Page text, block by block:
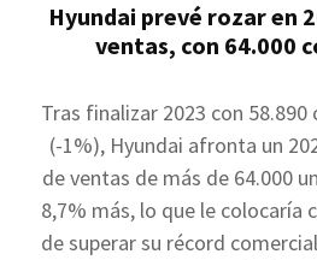
Hyundai prevé rozar en
ventas, con 64.000
Tras finalizar 2023 con
(-1%), Hyundai afronta un
de ventas de más de 64.000
8,7% más, lo que le colocaría
de superar su récord